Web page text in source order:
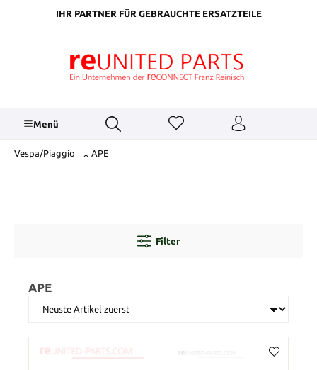
springenIHR PARTNER FÜR GEBRAUCHTE ERSATZTEILE
Menü
Vespa/Piaggio APE
Filter
APE